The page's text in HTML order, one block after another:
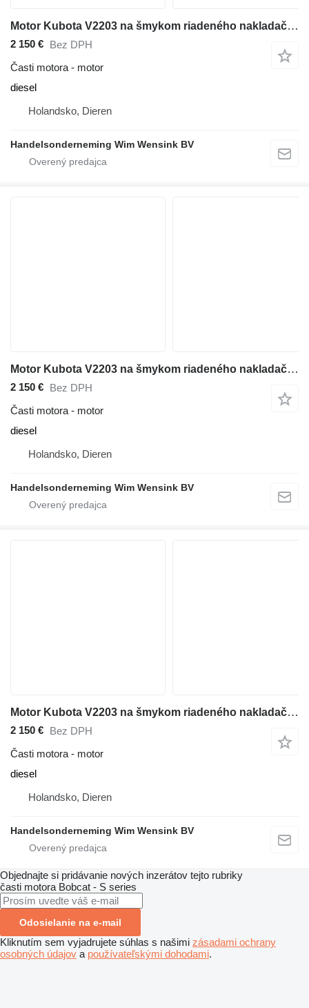
Motor Kubota V2203 na šmykom riadeného nakladača Bobcat S 175
2 150 € Bez DPH
Časti motora - motor
diesel
Holandsko, Dieren
Handelsonderneming Wim Wensink BV
Motor Kubota V2203 na šmykom riadeného nakladača Bobcat S 130 ACS
2 150 € Bez DPH
Časti motora - motor
diesel
Holandsko, Dieren
Handelsonderneming Wim Wensink BV
Motor Kubota V2203 na šmykom riadeného nakladača Bobcat S 150
2 150 € Bez DPH
Časti motora - motor
diesel
Holandsko, Dieren
Handelsonderneming Wim Wensink BV
Objednajte si pridávanie nových inzerátov tejto rubriky
časti motora Bobcat - S series
Odosielanie na e-mail
Kliknutím sem vyjadrujete súhlas s našimi zásadami ochrany
osobných údajov a používateľskými dohodami.